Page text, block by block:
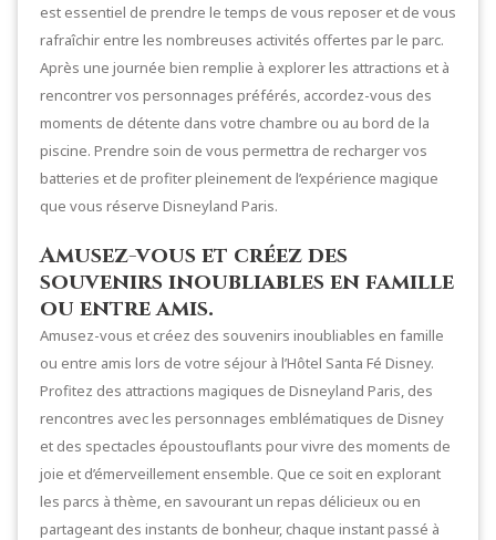
est essentiel de prendre le temps de vous reposer et de vous
rafraîchir entre les nombreuses activités offertes par le parc.
Après une journée bien remplie à explorer les attractions et à
rencontrer vos personnages préférés, accordez-vous des
moments de détente dans votre chambre ou au bord de la
piscine. Prendre soin de vous permettra de recharger vos
batteries et de profiter pleinement de l’expérience magique
que vous réserve Disneyland Paris.
Amusez-vous et créez des
souvenirs inoubliables en famille
ou entre amis.
Amusez-vous et créez des souvenirs inoubliables en famille
ou entre amis lors de votre séjour à l’Hôtel Santa Fé Disney.
Profitez des attractions magiques de Disneyland Paris, des
rencontres avec les personnages emblématiques de Disney
et des spectacles époustouflants pour vivre des moments de
joie et d’émerveillement ensemble. Que ce soit en explorant
les parcs à thème, en savourant un repas délicieux ou en
partageant des instants de bonheur, chaque instant passé à